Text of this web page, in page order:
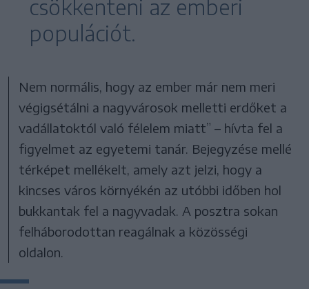
csökkenteni az emberi
populációt.
Nem normális, hogy az ember már nem meri
végigsétálni a nagyvárosok melletti erdőket a
vadállatoktól való félelem miatt” – hívta fel a
figyelmet az egyetemi tanár. Bejegyzése mellé
térképet mellékelt, amely azt jelzi, hogy a
kincses város környékén az utóbbi időben hol
bukkantak fel a nagyvadak. A posztra sokan
felháborodottan reagálnak a közösségi
oldalon.